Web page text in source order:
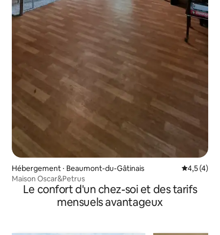
Hébergement ⋅ Beaumont-du-Gâtinais Évaluation
4,5 (4)
Maison Oscar&Petrus
Le confort d'un chez-soi et des tarifs
mensuels avantageux